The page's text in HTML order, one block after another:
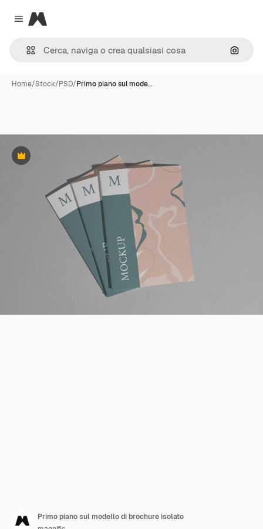
Close menu
Magnific
Cerca
Home/Stock/PSD/Primo piano sul mode…
Premium
Primo piano sul modello di brochure isolato